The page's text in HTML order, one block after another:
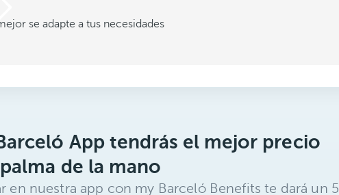
se adapte a tus necesidades
App tendrás el mejor precio
de la mano
en nuestra app con my Barceló Benefits te dará un 5